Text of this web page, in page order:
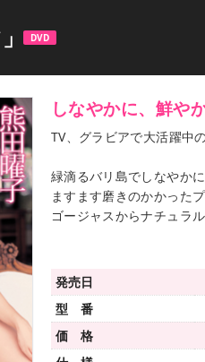
DVD
しなやかに、鮮や
TV、グラビアで大活躍中
緑滴るバリ島でしなやか
ますます磨きのかかった
ゴージャスからナチュラ
発売日
型 番
価 格